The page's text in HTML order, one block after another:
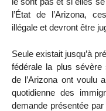
l’État de l’Arizona,
illégale et devront être
Seule existait jusqu’à
fédérale la plus sévère
de l’Arizona ont voulu
quotidienne des
demande présentée